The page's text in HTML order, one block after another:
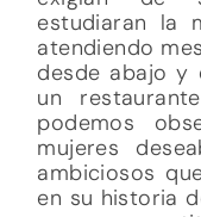
estudiaran la
atendiendo
desde abajo y
un
podemos
mujeres
ambiciosos
en su historia